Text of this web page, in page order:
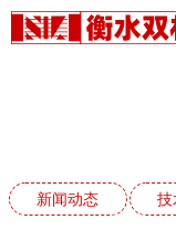
新闻动态 技